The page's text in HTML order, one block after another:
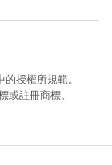
的授權所規範。
註冊商標。